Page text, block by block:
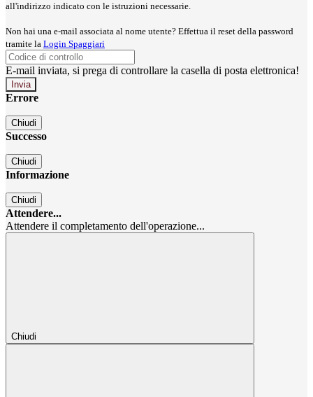
all'indirizzo indicato con le istruzioni necessarie.
Non hai una e-mail associata al nome utente? Effettua il reset della password
tramite la Login Spaggiari
E-mail inviata, si prega di controllare la casella di posta elettronica!
Errore
Chiudi
Successo
Chiudi
Informazione
Chiudi
Attendere...
Attendere il completamento dell'operazione...
Chiudi